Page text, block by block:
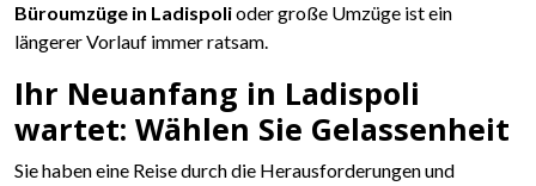
Büroumzüge in Ladispolioder große Umzüge ist ein
längerer Vorlauf immer ratsam.
Ihr Neuanfang in Ladispoli
wartet: Wählen Sie Gelassenheit
Sie haben eine Reise durch die Herausforderungen und